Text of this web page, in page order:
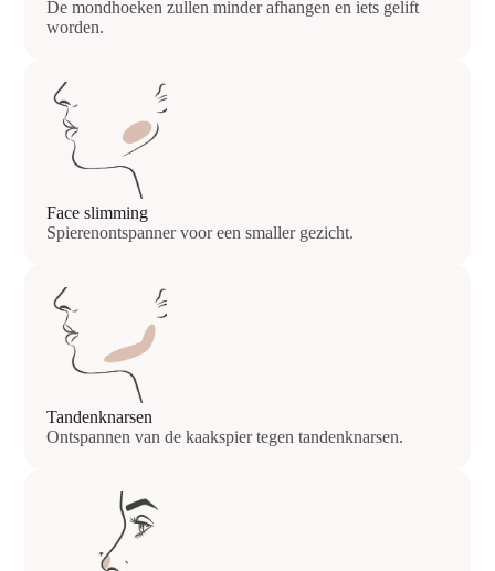
De mondhoeken zullen minder afhangen en iets gelift
worden.
Face slimming
Spierenontspanner voor een smaller gezicht.
Tandenknarsen
Ontspannen van de kaakspier tegen tandenknarsen.